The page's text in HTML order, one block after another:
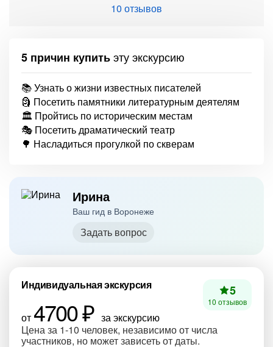
10 отзывов
5 причин купитьэту экскурсию
📚 Узнать о жизни известных писателей
🗿 Посетить памятники литературным деятелям
🏛️ Пройтись по историческим местам
🎭 Посетить драматический театр
🌳 Насладиться прогулкой по скверам
Ирина
Ваш гид в Воронеже
Задать вопрос
Индивидуальная экскурсия
от 4700 ₽ за экскурсию
Цена за 1-10 человек, независимо от числа
участников, но может зависеть от даты.
5
10 отзывов